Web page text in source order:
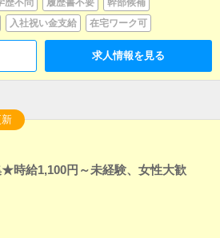
入社祝い金支給 在宅ワーク可
求人情報を見る
時給1,100円～未経験、女性大歓